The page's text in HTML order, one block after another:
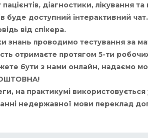
діагностики, лікування
буде доступний інтерактивний
від спікера.
знань проводимо тестування за
отримаєте протягом 5-ти
бути з нами онлайн, надаємо
на практикумі використовується
недержавної мови переклад